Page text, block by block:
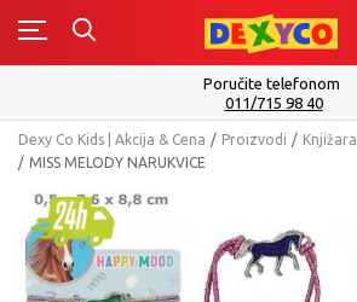
0
Poručite telefonom
011/715 98 40
Dexy Co Kids | Akcija & Cena Proizvodi Knjižara
MISS MELODY NARUKVICE